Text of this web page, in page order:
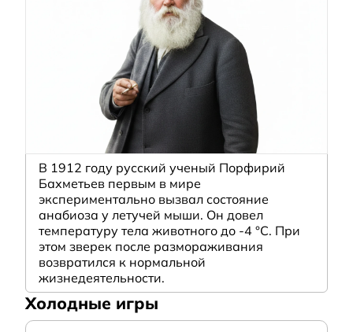
В 1912 году русский ученый Порфирий
Бахметьев первым в мире
экспериментально вызвал состояние
анабиоза у летучей мыши. Он довел
температуру тела животного до -4 °C. При
этом зверек после размораживания
возвратился к нормальной
жизнедеятельности.
Холодные игры